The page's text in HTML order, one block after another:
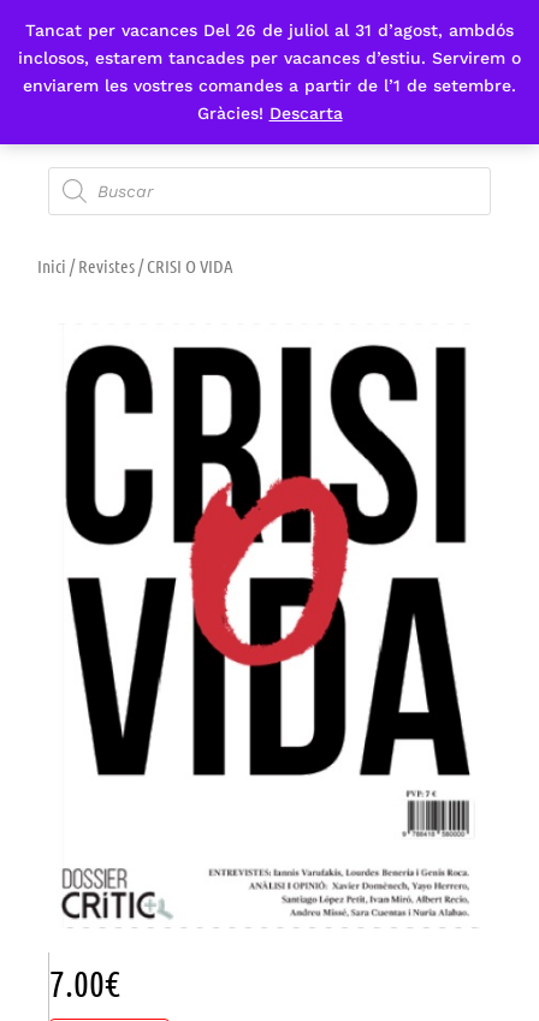
Tancat per vacances Del 26 de juliol al 31 d’agost, ambdós
inclosos, estarem tancades per vacances d’estiu. Servirem o
enviarem les vostres comandes a partir de l’1 de setembre.
Gràcies! Descarta
Fes-te'n sòcia
Inici /Revistes/ CRISI O VIDA
7.00€